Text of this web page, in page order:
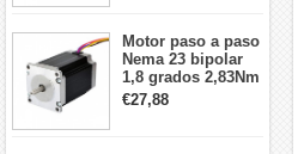
Motor paso a paso
Nema 23 bipolar
1,8 grados 2,83Nm
4A 2,26 V
57x57x84mm 8
€27,88